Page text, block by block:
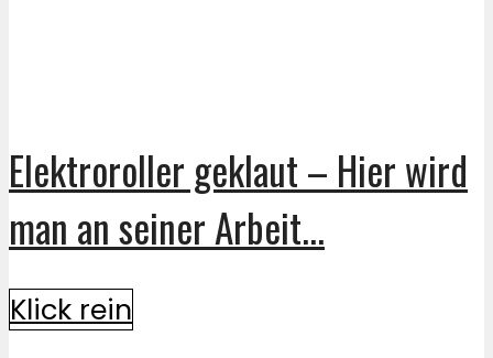
Elektroroller geklaut – Hier wird
man an seiner Arbeit...
Klick rein